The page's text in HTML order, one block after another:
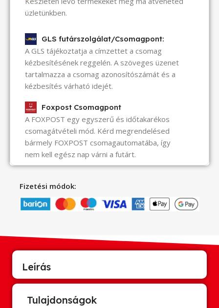
üzletünkben.
GLS futárszolgálat/Csomagpont:
A GLS tájékoztatja a címzettet a csomag
kézbesítésének reggelén. A szöveges üzenet
tartalmazza a csomag azonosítószámát és a
kézbesítés várható idejét.
Foxpost Csomagpont
A FOXPOST egy egyszerű és időtakarékos
csomagátvételi mód. Kérd megrendelésed
bármely FOXPOST csomagautomatába, így
nem kell egész nap várni a futárt.
Fizetési módok:
Leírás
Tulajdonságok